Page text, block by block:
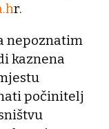
r.
nepoznatim
kaznena
počinitelj